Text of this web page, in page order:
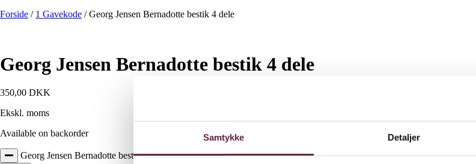
Samtykke Detaljer
Forside / 1 Gavekode /Georg Jensen Bernadotte bestik 4 dele
Georg Jensen Bernadotte bestik 4 dele
350,00 DKK
Ekskl. moms
Available on backorder
Georg Jensen Bernadotte bestik 4 dele antal